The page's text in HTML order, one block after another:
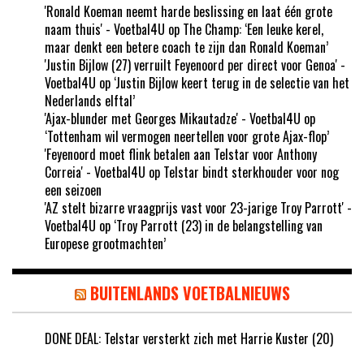
'Ronald Koeman neemt harde beslissing en laat één grote
naam thuis' - Voetbal4U op The Champ: ‘Een leuke kerel,
maar denkt een betere coach te zijn dan Ronald Koeman’
'Justin Bijlow (27) verruilt Feyenoord per direct voor Genoa' -
Voetbal4U op ‘Justin Bijlow keert terug in de selectie van het
Nederlands elftal’
'Ajax-blunder met Georges Mikautadze' - Voetbal4U op
‘Tottenham wil vermogen neertellen voor grote Ajax-flop’
'Feyenoord moet flink betalen aan Telstar voor Anthony
Correia' - Voetbal4U op Telstar bindt sterkhouder voor nog
een seizoen
'AZ stelt bizarre vraagprijs vast voor 23-jarige Troy Parrott' -
Voetbal4U op ‘Troy Parrott (23) in de belangstelling van
Europese grootmachten’
BUITENLANDS VOETBALNIEUWS
DONE DEAL: Telstar versterkt zich met Harrie Kuster (20)